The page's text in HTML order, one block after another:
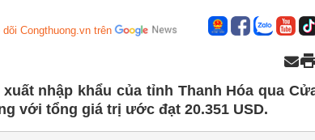
dõi Congthuong.vn trên
nhập khẩu của tỉnh Thanh Hóa qua
với tổng giá trị ước đạt 20.351 USD.